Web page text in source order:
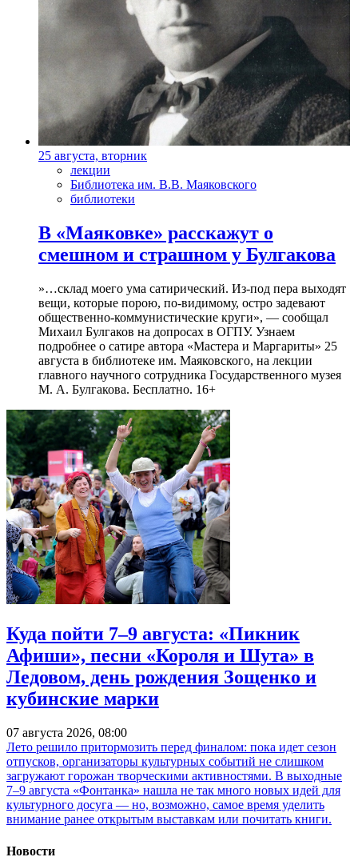
25 августа, вторник
лекции
Библиотека им. В.В. Маяковского
библиотеки
В «Маяковке» расскажут о
смешном и страшном у Булгакова
»…склад моего ума сатирический. Из-под пера выходят
вещи, которые порою, по-видимому, остро задевают
общественно-коммунистические круги», — сообщал
Михаил Булгаков на допросах в ОГПУ. Узнаем
подробнее о сатире автора «Мастера и Маргариты» 25
августа в библиотеке им. Маяковского, на лекции
главного научного сотрудника Государственного музея
М. А. Булгакова. Бесплатно. 16+
Куда пойти 7–9 августа: «Пикник
Афиши», песни «Короля и Шута» в
Ледовом, день рождения Зощенко и
кубинские марки
07 августа 2026, 08:00
Лето решило притормозить перед финалом: пока идет сезон
отпусков, организаторы культурных событий не слишком
загружают горожан творческими активностями. В выходные
7–9 августа «Фонтанка» нашла не так много новых идей для
культурного досуга — но, возможно, самое время уделить
внимание ранее открытым выставкам или почитать книги.
Новости